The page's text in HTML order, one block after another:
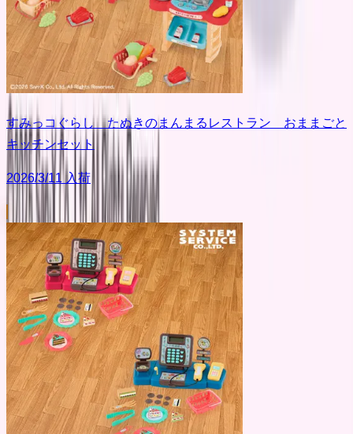
すみっコぐらし たぬきのまんまるレストラン おままごと
キッチンセット
2026/3/11 入荷